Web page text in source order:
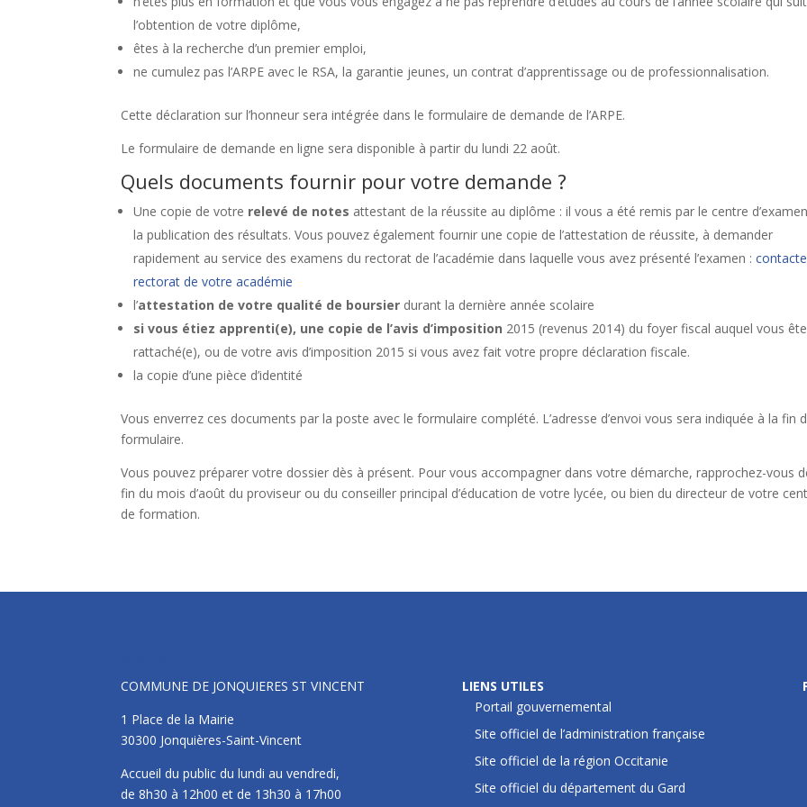
l’obtention de votre diplôme,
êtes à la recherche d’un premier emploi,
ne cumulez pas l’ARPE avec le RSA, la garantie jeunes, un contrat d’apprentissage ou de professionnalisation.
Cette déclaration sur l’honneur sera intégrée dans le formulaire de demande de l’ARPE.
Le formulaire de demande en ligne sera disponible à partir du lundi 22 août.
Quels documents fournir pour votre demande ?
Une copie de votre relevé de notes attestant de la réussite au diplôme : il vous a été remis par le centre
la publication des résultats. Vous pouvez également fournir une copie de l’attestation de réussite, à demander
rapidement au service des examens du rectorat de l’académie dans laquelle vous avez présenté l’examen :
rectorat de votre académie
l’attestation de votre qualité de boursier durant la dernière année scolaire
si vous étiez apprenti(e), une copie de l’avis d’imposition 2015 (revenus 2014) du foyer fiscal auquel vous
rattaché(e), ou de votre avis d’imposition 2015 si vous avez fait votre propre déclaration fiscale.
la copie d’une pièce d’identité
Vous enverrez ces documents par la poste avec le formulaire complété. L’adresse d’envoi vous sera indiquée à la fin
formulaire.
Vous pouvez préparer votre dossier dès à présent. Pour vous accompagner dans votre démarche, rapprochez-vous
fin du mois d’août du proviseur ou du conseiller principal d’éducation de votre lycée, ou bien du directeur de votre
de formation.
COMMUNE DE JONQUIERES ST VINCENT
1 Place de la Mairie
30300 Jonquières-Saint-Vincent
Accueil du public du lundi au vendredi,
de 8h30 à 12h00 et de 13h30 à 17h00
LIENS UTILES
Portail gouvernemental
Site officiel de l’administration française
Site officiel de la région Occitanie
Site officiel du département du Gard